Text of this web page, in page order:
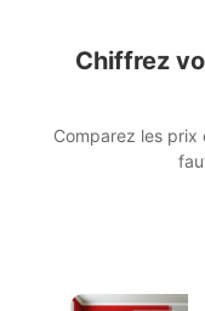
Chiffrez
Comparez les prix